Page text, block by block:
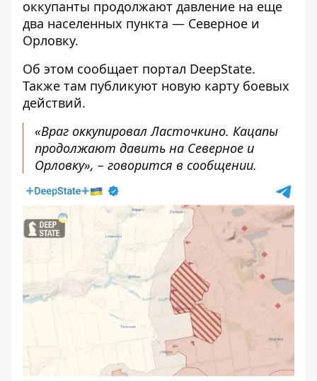
оккупанты продолжают давление на еще
два населенных пункта — Северное и
Орловку.
Об этом сообщает портал DeepState.
Также там публикуют новую карту боевых
действий.
«Враг оккупировал Ласточкино. Кацапы
продолжают давить на Северное и
Орловку», – говорится в сообщении.